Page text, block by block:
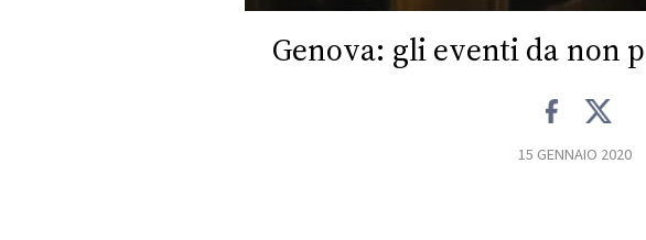
RMC
CONSIGLIA
Genova: gli eventi da non
15 GENNAIO 2020